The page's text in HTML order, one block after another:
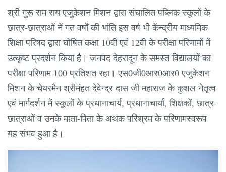
श्री गुरू राम राय एजुकेशन मिशन द्वारा संचालित पब्लिक स्कूलों के
छात्र-छात्राओं नें गत वर्षों की भांति इस वर्ष भी केंन्द्रीय माध्यमिक
शिक्षा परिषद द्वारा घोषित कक्षा 10वी एवं 12वी के परीक्षा परिणामों में
उत्कृष्ट प्रदर्शन किया है। जनपद देहरादून के समस्त विद्यालयों का
परीक्षा परिणाम 100 प्रतिशत रहा। एस0जी0आर0आर0 एजुकेशन
मिशन के चेयरमैन श्रीमंहत देवेन्द्र दास जी महाराज के कुशल नेतृत्व
एवं मार्गदर्शन में स्कूलों के प्रधानाचार्य, प्रधानाचार्या, शिक्षकों, छात्र-
छात्राओं व उनके माता-पिता के अथक परिश्रम के परिणामस्वरूप
यह संभव हुआ है।